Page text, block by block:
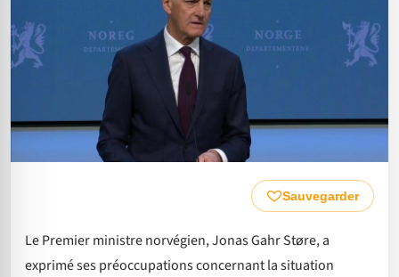
Sauvegarder
Le Premier ministre norvégien, Jonas Gahr Støre, a
exprimé ses préoccupations concernant la situation